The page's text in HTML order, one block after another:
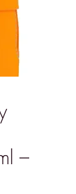
–